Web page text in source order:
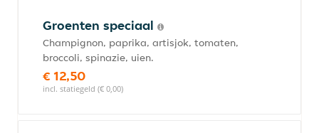
Groenten speciaal
Champignon, paprika, artisjok, tomaten,
broccoli, spinazie, uien.
€ 12,50
incl. statiegeld (€ 0,00)